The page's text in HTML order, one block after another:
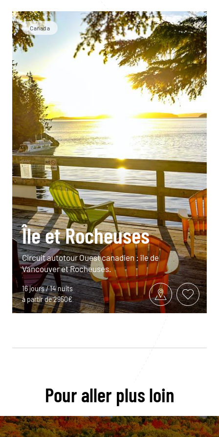
Canada
Île et Rocheuses
Circuit autotour Ouest canadien : île de
Vancouver et Rocheuses.
16 jours / 14 nuits
à partir de 2950€
Pour aller plus loin